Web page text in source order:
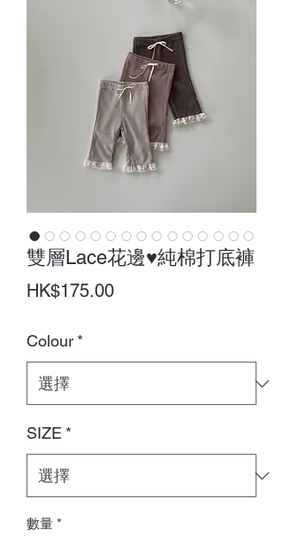
雙層Lace花邊♥純棉打底褲
HK$175.00價
Colour *
SIZE *
數量 *